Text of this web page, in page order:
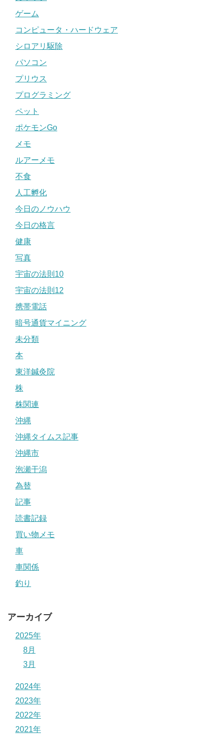
ゲーム
コンピュータ・ハードウェア
シロアリ駆除
パソコン
プリウス
プログラミング
ペット
ポケモンGo
メモ
ルアーメモ
不食
人工孵化
今日のノウハウ
今日の格言
健康
写真
宇宙の法則10
宇宙の法則12
携帯電話
暗号通貨マイニング
未分類
本
東洋鍼灸院
株
株関連
沖縄
沖縄タイムス記事
沖縄市
泡瀬干潟
為替
記事
読書記録
買い物メモ
車
車関係
釣り
アーカイブ
2025年
8月
3月
2024年
2023年
2022年
2021年